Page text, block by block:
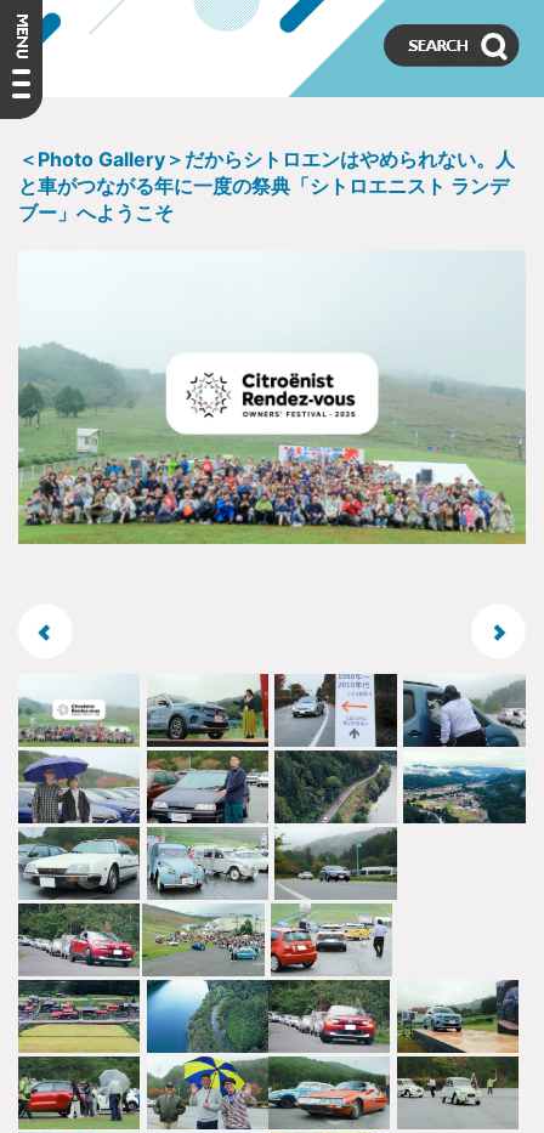
＜Photo Gallery＞だからシトロエンはやめられない。人
と車がつながる年に一度の祭典「シトロエニスト ランデ
ブー」へようこそ